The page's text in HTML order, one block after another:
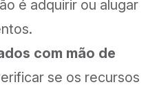
é adquirir ou alugar
com mão de
se os recursos